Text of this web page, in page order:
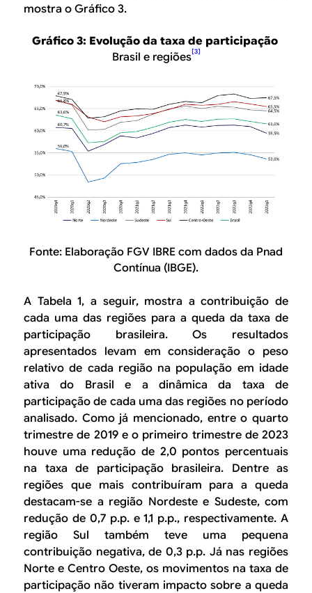
mostra o Gráfico 3.
Gráfico 3: Evolução da taxa de participação
Brasil e regiões[3]
Fonte: Elaboração FGV IBRE com dados da Pnad
Contínua (IBGE).
A Tabela 1, a seguir, mostra a contribuição de
cada uma das regiões para a queda da taxa de
participação brasileira. Os resultados
apresentados levam em consideração o peso
relativo de cada região na população em idade
ativa do Brasil e a dinâmica da taxa de
participação de cada uma das regiões no período
analisado. Como já mencionado, entre o quarto
trimestre de 2019 e o primeiro trimestre de 2023
houve uma redução de 2,0 pontos percentuais
na taxa de participação brasileira. Dentre as
regiões que mais contribuíram para a queda
destacam-se a região Nordeste e Sudeste, com
redução de 0,7 p.p. e 1,1 p.p., respectivamente. A
região Sul também teve uma pequena
contribuição negativa, de 0,3 p.p. Já nas regiões
Norte e Centro Oeste, os movimentos na taxa de
participação não tiveram impacto sobre a queda